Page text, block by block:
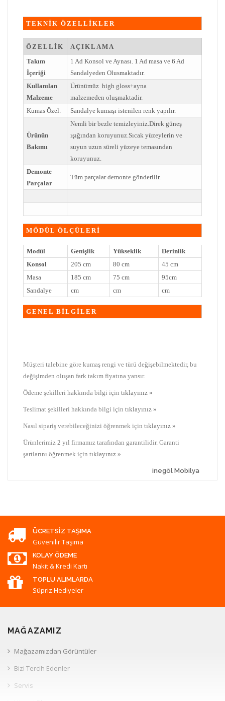
TEKNİK ÖZELLİKLER
ÖZELLİK
AÇIKLAMA
Takım
İçeriği
1 Ad Konsol ve Aynası. 1 Ad masa ve 6 Ad
Sandalyeden Olusmaktadır.
Kullanılan
Malzeme
Ürünümüz high gloss+ayna
malzemeden oluşmaktadir.
Kumas Özel.
Sandalye kumaşı istenilen renk yapılır.
Ürünün
Bakımı
Nemli bir bezle temizleyiniz.Direk güneş
ışığından koruyunuz.Sıcak yüzeylerin ve
suyun uzun süreli yüzeye temasından
koruyunuz.
Demonte
Parçalar
Tüm parçalar demonte gönderilir.
MÖDÜL ÖLÇÜLERİ
Modül Genişlik Yükseklik
Derinlik
Konsol
205 cm 80 cm
45 cm
Masa
185 cm 75 cm
95cm
Sandalye
cm cm cm
GENEL BİLGİLER
Müşteri talebine göre kumaş rengi ve türü değişebilmektedir, bu
değişimden oluşan fark takım fiyatına yansır.
Ödeme şekilleri hakkında bilgi için tıklayınız »
Teslimat şekilleri hakkında bilgi için tıklayınız »
Nasıl sipariş verebileceğinizi öğrenmek için tıklayınız »
Ürünlerimiz 2 yıl firmamız tarafından garantilidir. Garanti
şartlarını öğrenmek için tıklayınız »
inegöl Mobilya
ÜCRETSIZ TAŞIMA
Güvenilir Taşıma
KOLAY ÖDEME
Nakit & Kredi Kartı
TOPLU ALIMLARDA
Süpriz Hediyeler
MAĞAZAMIZ
Mağazamızdan Görüntüler
Bizi Tercih Edenler
Servis